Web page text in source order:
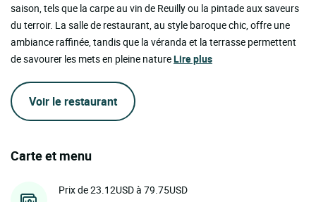
saison, tels que la carpe au vin de Reuilly ou la pintade aux saveurs
du terroir. La salle de restaurant, au style baroque chic, offre une
ambiance raffinée, tandis que la véranda et la terrasse permettent
de savourer les mets en pleine natureLire plus
Voir le restaurant
Carte et menu
Prix de 23.12USD à 79.75USD